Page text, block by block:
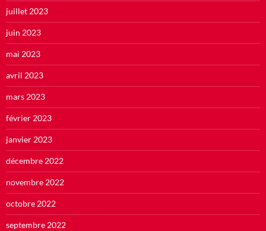
juillet 2023
juin 2023
mai 2023
avril 2023
mars 2023
février 2023
janvier 2023
décembre 2022
novembre 2022
octobre 2022
septembre 2022